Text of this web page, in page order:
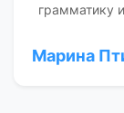
грамматику
Марина